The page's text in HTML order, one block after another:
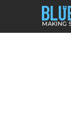
MAKING